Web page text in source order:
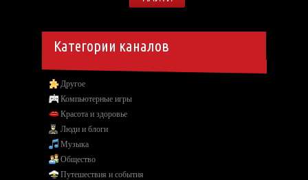
Категории каналов
Другое
Компьютерные игры
Красота и здоровье
Люди и блоги
Музыка
Общество
Путешествия и события